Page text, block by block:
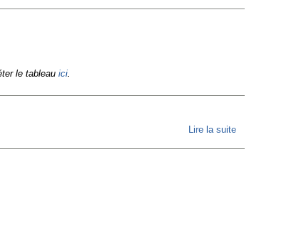
CONTROL
le tableau ici.
Lire la suite
Européenne